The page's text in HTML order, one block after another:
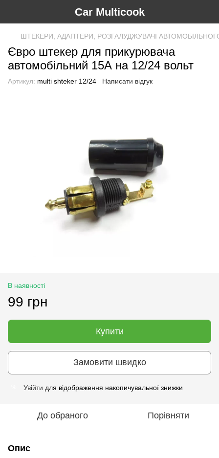
Car Multicook
ШТЕКЕРИ, АДАПТЕРИ, РОЗГАЛУДЖУВАЧІ
Євро штекер для прикурювача
автомобільний 15А на 12/24 вольт
Артикул: multi shteker 12/24 Написати відгук
В наявності
99 грн
Купити
Замовити швидко
Увійти для відображення накопичувальної знижки
До обраного Порівняти
Опис